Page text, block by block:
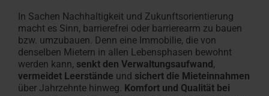
In Sachen Nachhaltigkeit und Zukunftsorientierung
macht es Sinn, barrierefrei oder barrierearm zu bauen
bzw. umzubauen. Denn eine Immobilie, die von
denselben Mietern in allen Lebensphasen bewohnt
werden kann, senkt den Verwaltungsaufwand,
vermeidet Leerstände und sichert die Mieteinnahmen
über Jahrzehnte hinweg. Komfort und Qualität bei